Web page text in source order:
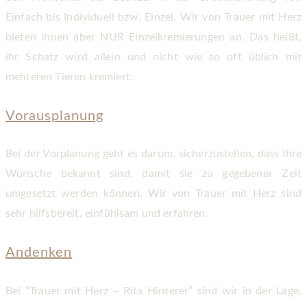
Einfach bis Individuell bzw. Einzel. Wir von Trauer mit Herz
bieten ihnen aber NUR Einzelkremierungen an. Das heißt,
ihr Schatz wird allein und nicht wie so oft üblich mit
mehreren Tieren kremiert.
Vorausplanung
Bei der Vorplanung geht es darum, sicherzustellen, dass Ihre
Wünsche bekannt sind, damit sie zu gegebener Zeit
umgesetzt werden können. Wir von Trauer mit Herz sind
sehr hilfsbereit, einfühlsam und erfahren.
Andenken
Bei “Trauer mit Herz – Rita Hinterer” sind wir in der Lage,